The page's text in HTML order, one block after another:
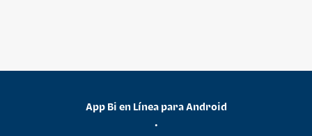
App Bi en Línea para Android
•